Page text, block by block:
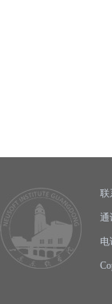
联
通
电